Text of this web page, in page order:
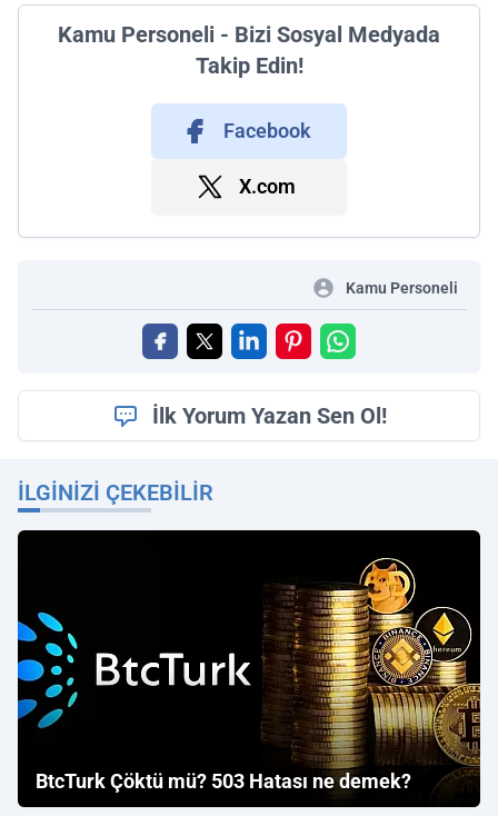
Kamu Personeli - Bizi Sosyal Medyada
Takip Edin!
Facebook
X.com
Kamu Personeli
İlk Yorum Yazan Sen Ol!
İLGINIZI ÇEKEBILIR
BtcTurk Çöktü mü? 503 Hatası ne demek?